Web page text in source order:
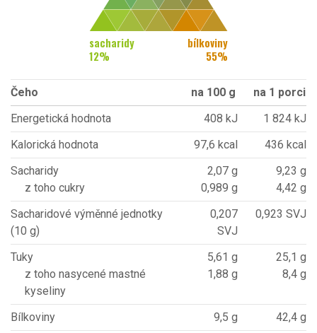
sacharidy
12%
bílkoviny
55%
Čeho na 100 g
na 1 porci
Energetická hodnota
408 kJ
1 824 kJ
Kalorická hodnota
97,6 kcal
436 kcal
Sacharidy
z toho cukry
2,07 g
0,989 g
9,23 g
4,42 g
Sacharidové výměnné jednotky
(10 g)
0,207
SVJ
0,923 SVJ
Tuky
z toho nasycené mastné
kyseliny
5,61 g
1,88 g
25,1 g
8,4 g
Bílkoviny 9,5 g 42,4 g